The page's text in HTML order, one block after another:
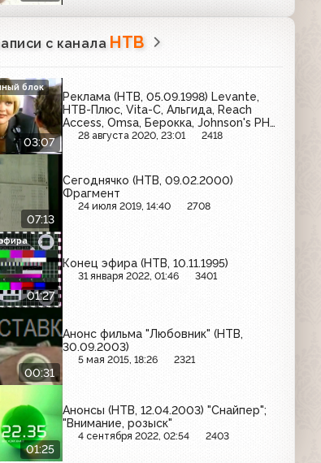
с канала НТВ
03:07
Реклама (НТВ, 05.09.1998) Levante,
НТВ-Плюс, Vita-C, Альгида, Reach
Access, Omsa, Берокка, Johnson's PH
5.5, Stimorol, Большевик
28 августа 2020, 23:01 2418
блок
07:13
Сегоднячко (НТВ, 09.02.2000)
Фрагмент
24 июля 2019, 14:40 2708
01:27
Конец эфира (НТВ, 10.11.1995)
31 января 2022, 01:46 3401
00:31
Анонс фильма "Любовник" (НТВ,
30.09.2003)
5 мая 2015, 18:26 2321
01:25
Анонсы (НТВ, 12.04.2003) "Снайпер";
"Внимание, розыск"
4 сентября 2022, 02:54 2403